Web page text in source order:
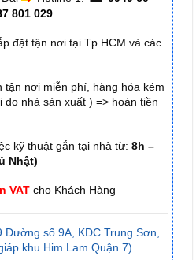
801 029
đặt tận nơi tại Tp.HCM và các
tận nơi miễn phí, hàng hóa kém
do nhà sản xuất ) => hoàn tiền
kỹ thuật gắn tại nhà từ: 8h –
Nhật)
VAT cho Khách Hàng
Đường số 9A, KDC Trung Sơn,
khu Him Lam Quận 7)